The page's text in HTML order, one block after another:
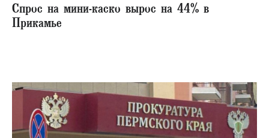
Спрос на мини-каско вырос на 44% в
Прикамье